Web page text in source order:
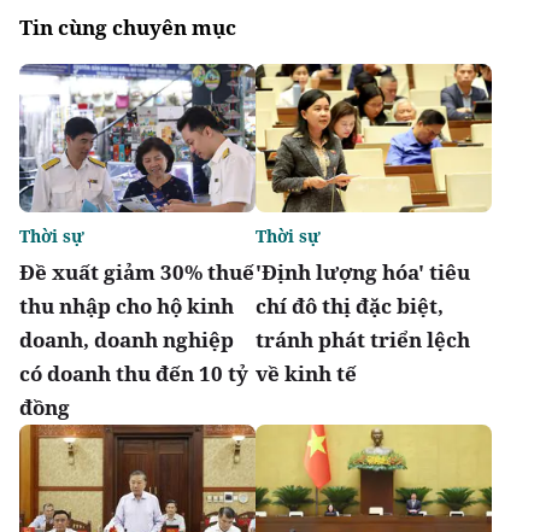
Tin cùng chuyên mục
Đề xuất giảm 30% thuế
thu nhập cho hộ kinh
doanh, doanh nghiệp
có doanh thu đến 10 tỷ
đồng
Thời sự
'Định lượng hóa' tiêu
chí đô thị đặc biệt,
tránh phát triển lệch
về kinh tế
Thời sự